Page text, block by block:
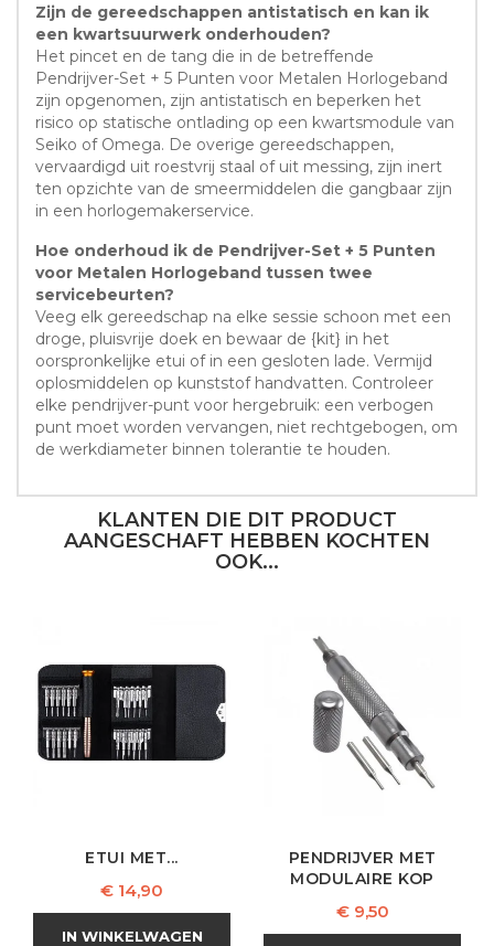
Zijn de gereedschappen antistatisch en kan ik
een kwartsuurwerk onderhouden?
Het pincet en de tang die in de betreffende
Pendrijver-Set + 5 Punten voor Metalen Horlogeband
zijn opgenomen, zijn antistatisch en beperken het
risico op statische ontlading op een kwartsmodule van
Seiko of Omega. De overige gereedschappen,
vervaardigd uit roestvrij staal of uit messing, zijn inert
ten opzichte van de smeermiddelen die gangbaar zijn
in een horlogemakerservice.
Hoe onderhoud ik de Pendrijver-Set + 5 Punten
voor Metalen Horlogeband tussen twee
servicebeurten?
Veeg elk gereedschap na elke sessie schoon met een
droge, pluisvrije doek en bewaar de {kit} in het
oorspronkelijke etui of in een gesloten lade. Vermijd
oplosmiddelen op kunststof handvatten. Controleer
elke pendrijver-punt voor hergebruik: een verbogen
punt moet worden vervangen, niet rechtgebogen, om
de werkdiameter binnen tolerantie te houden.
KLANTEN DIE DIT PRODUCT
AANGESCHAFT HEBBEN KOCHTEN
OOK...
ETUI MET...
Prijs
€ 14,90
IN WINKELWAGEN
PENDRIJVER MET
MODULAIRE KOP
Prijs
€ 9,50